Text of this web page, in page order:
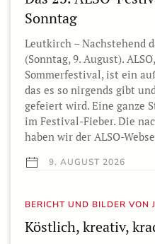
Sonntag
Leutkirch – Nachstehend
(Sonntag, 9. August).
Sommerfestival, ist ein
das es so nirgends gibt
gefeiert wird. Eine ganze
im Festival-Fieber. Die
haben wir der ALSO-
9. AUGUST 2026
BERICHT UND BILDER VON
Köstlich, kreativ,